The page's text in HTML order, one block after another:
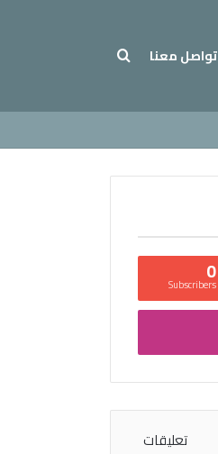
تواصل معنا
0
Subscribers
تعليقات